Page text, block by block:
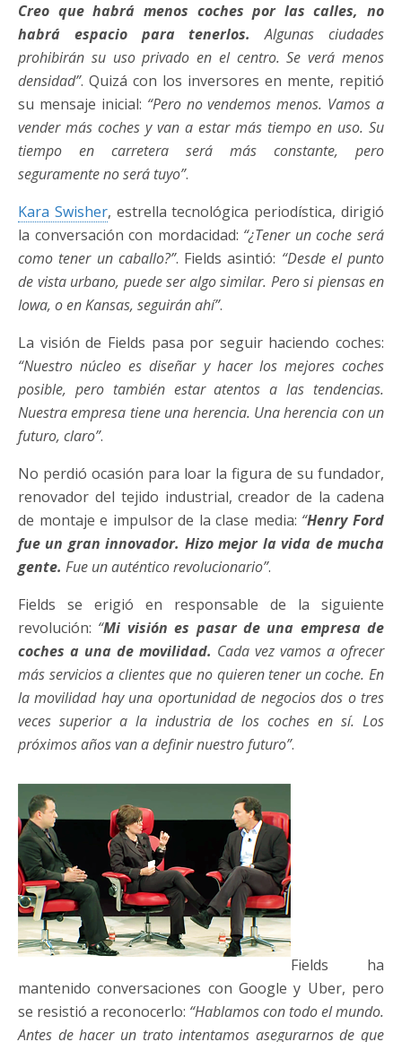
Creo que habrá menos coches por las calles, no
habrá espacio para tenerlos.
Algunas ciudades
prohibirán su uso privado en el centro. Se verá menos
densidad”. Quizá con los inversores en mente, repitió
su mensaje inicial: “Pero no vendemos menos. Vamos a
vender más coches y van a estar más tiempo en uso. Su
tiempo en carretera será más constante, pero
seguramente no será tuyo”.
Kara Swisher, estrella tecnológica periodística, dirigió
la conversación con mordacidad: “¿Tener un coche será
como tener un caballo?”. Fields asintió: “Desde el punto
de vista urbano, puede ser algo similar. Pero si piensas en
Iowa, o en Kansas, seguirán ahí”.
La visión de Fields pasa por seguir haciendo coches:
“Nuestro núcleo es diseñar y hacer los mejores coches
posible, pero también estar atentos a las tendencias.
Nuestra empresa tiene una herencia. Una herencia con un
futuro, claro”.
No perdió ocasión para loar la figura de su fundador,
renovador del tejido industrial, creador de la cadena
de montaje e impulsor de la clase media: “Henry Ford
fue un gran innovador. Hizo mejor la vida de mucha
gente. Fue un auténtico revolucionario”.
Fields se erigió en responsable de la siguiente
revolución: “Mi visión es pasar de una empresa de
coches a una de movilidad. Cada vez vamos a ofrecer
más servicios a clientes que no quieren tener un coche. En
la movilidad hay una oportunidad de negocios dos o tres
veces superior a la industria de los coches en sí. Los
próximos años van a definir nuestro futuro”.
Fields ha
mantenido conversaciones con Google y Uber, pero
se resistió a reconocerlo: “Hablamos con todo el mundo.
Antes de hacer un trato intentamos asegurarnos de que